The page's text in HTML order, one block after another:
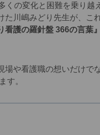
の変化と困難を乗り越
た川嶋みどり先生が、こ
看護の羅針盤 366の言葉』
や看護職の想いだけで
す。